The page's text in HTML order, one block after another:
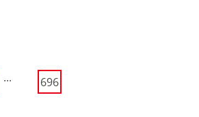
... 696